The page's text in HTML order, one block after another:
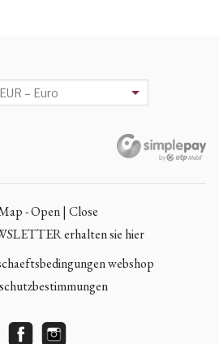
- Open | Close
erhalten sie hier
webshop